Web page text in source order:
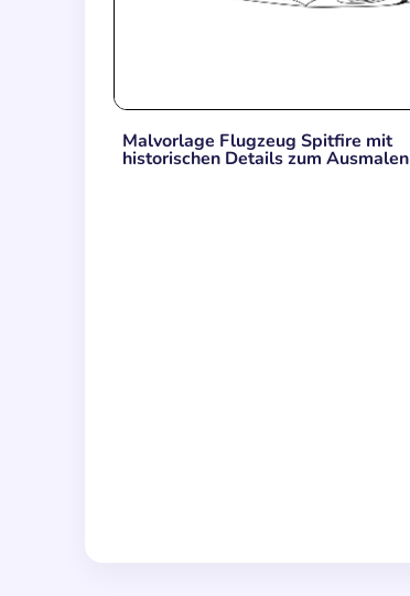
Malvorlage Flugzeug Spitfire mit
historischen Details zum Ausmalen